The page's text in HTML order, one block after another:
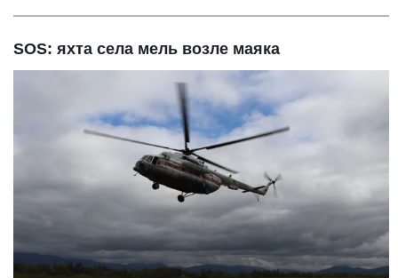
SOS: яхта села мель возле маяка